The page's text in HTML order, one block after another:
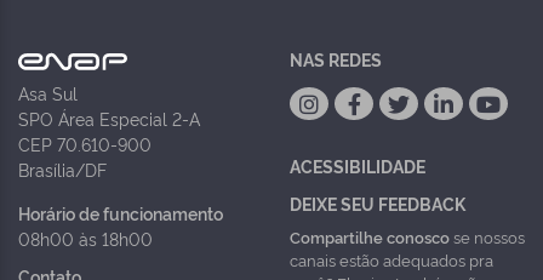
Asa Sul
SPO Área Especial 2-A
CEP 70.610-900
Brasília/DF
Horário de funcionamento
08h00 às 18h00
NAS REDES
ACESSIBILIDADE
DEIXE SEU FEEDBACK
Compartilhe conoscose nossos
canais estão adequados pra